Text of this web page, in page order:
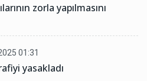
zorla yapılmasını
01:31
yasakladı